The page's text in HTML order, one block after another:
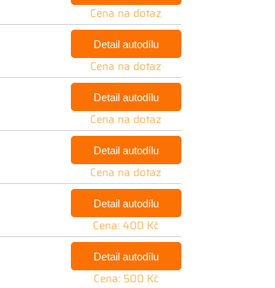
Cena na dotaz
Detail autodílu
Cena na dotaz
Detail autodílu
Cena na dotaz
Detail autodílu
Cena na dotaz
Detail autodílu
Cena: 400 Kč
Detail autodílu
Cena: 500 Kč